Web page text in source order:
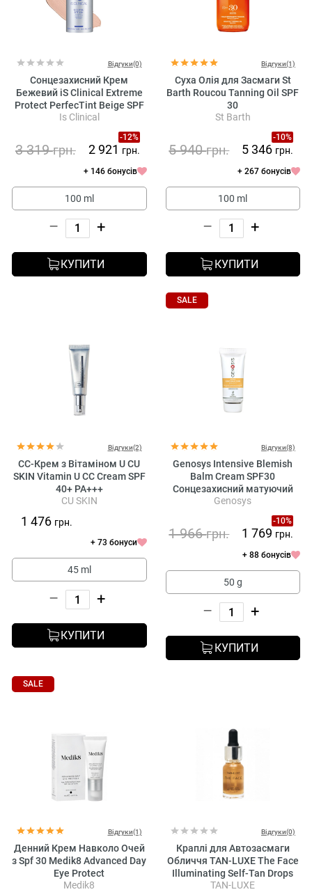
Відгуки(0)
Сонцезахисний Крем
Бежевий iS Clinical Extreme
Protect PerfecTint Beige SPF
50
Is Clinical
-12%
3 319грн. 2 921 грн.
+ 146 бонусів
100 ml
– +
КУПИТИ
Відгуки(1)
Суха Олія для Засмаги St
Barth Roucou Tanning Oil SPF
30
St Barth
-10%
5 940грн. 5 346 грн.
+ 267 бонусів
100 ml
– +
КУПИТИ
Відгуки(2)
CC-Крем з Вітаміном U CU
SKIN Vitamin U CC Cream SPF
40+ PA+++
CU SKIN
1 476 грн.
+ 73 бонуси
45 ml
– +
КУПИТИ
SALE
Відгуки(8)
Genosys Intensive Blemish
Balm Cream SPF30
Сонцезахисний матуючий
інтенсивний BB крем для
Genosys
-10%
1 966грн. 1 769 грн.
+ 88 бонусів
50 g
– +
КУПИТИ
SALE
Відгуки(1)
Денний Крем Навколо Очей
з Spf 30 Medik8 Advanced Day
Eye Protect
Medik8
Відгуки(0)
Краплі для Автозасмаги
Обличчя TAN-LUXE The Face
Illuminating Self-Tan Drops
Light/Medium
TAN-LUXE